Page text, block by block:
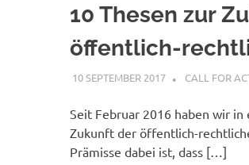
10 Thesen zur
öffentlich-
10 SEPTEMBER 2017 VGRASS
CALL FOR
Seit Februar 2016 haben wir in
Zukunft der öffentlich-
Prämisse dabei ist, dass […]